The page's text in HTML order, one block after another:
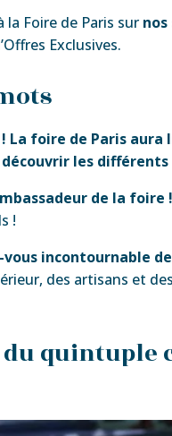
la Foire de Paris sur nos
Exclusives.
foire de Paris aura
les
de la foire !
!
vous incontournable
des artisans et
quintuple